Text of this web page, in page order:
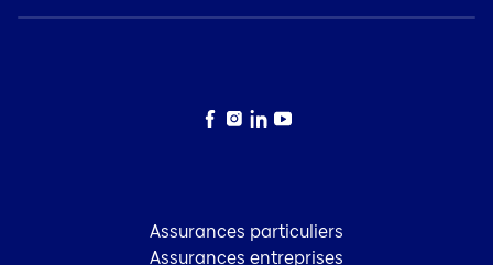
Facebook
Instagram
LinkedIn
YouTube
Assurances particuliers
Assurances entreprises